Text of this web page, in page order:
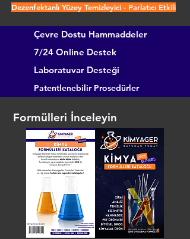
Dezenfektanlı Yüzey Temizleyici - Parlatıcı Etkili
Çevre Dostu Hammaddeler
7/24 Online Destek
Laboratuvar Desteği
Patentlenebilir Prosedürler
Formülleri İnceleyin